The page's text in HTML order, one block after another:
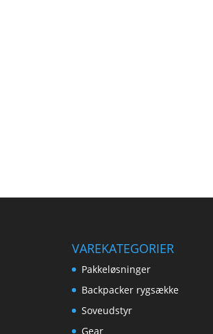
VAREKATEGORIER
Pakkeløsninger
Backpacker rygsække
Soveudstyr
Gear